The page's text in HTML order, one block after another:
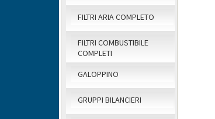
FILTRI ARIA COMPLETO
FILTRI COMBUSTIBILE
COMPLETI
GALOPPINO
GRUPPI BILANCIERI